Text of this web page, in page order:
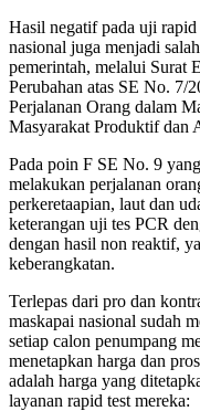
Hasil negatif pada uji rapid
nasional juga menjadi
pemerintah, melalui Surat
Perubahan atas SE No. 7/
Perjalanan Orang dalam
Masyarakat Produktif dan
Pada poin F SE No. 9
melakukan perjalanan
perkeretaapian, laut dan
keterangan uji tes PCR
dengan hasil non reaktif,
keberangkatan.
Terlepas dari pro dan
maskapai nasional sudah
setiap calon penumpang
menetapkan harga dan
adalah harga yang
layanan rapid test mereka: